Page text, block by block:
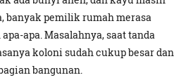
banyak pemilik rumah merasa
apa. Masalahnya, saat tanda
koloni sudah cukup besar dan
bangunan.